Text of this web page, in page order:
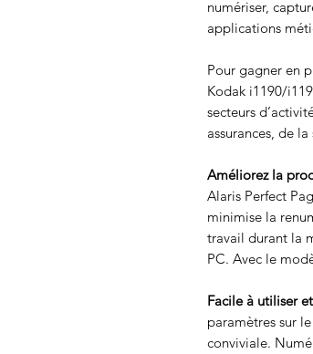
numériser,
applications
Pour gagner en
Kodak i1190/
secteurs
assurances, de
Améliorez la
Alaris Perfect
minimise la
travail durant la
PC. Avec le
Facile à utiliser
paramètres sur
conviviale.